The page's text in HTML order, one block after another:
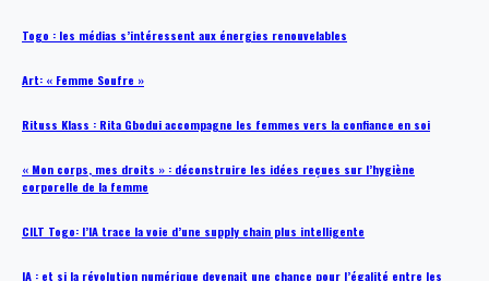
Togo : les médias s’intéressent aux énergies renouvelables
Art: « Femme Soufre »
Rituss Klass : Rita Gbodui accompagne les femmes vers la confiance en soi
« Mon corps, mes droits » : déconstruire les idées reçues sur l’hygiène
corporelle de la femme
CILT Togo: l’IA trace la voie d’une supply chain plus intelligente
IA : et si la révolution numérique devenait une chance pour l’égalité entre les